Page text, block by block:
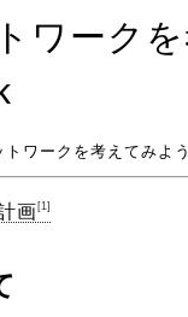
ワーク
トワークを考えてみよう
画[1]